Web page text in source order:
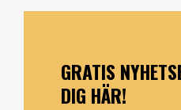
GRATIS
DIG HÄR!